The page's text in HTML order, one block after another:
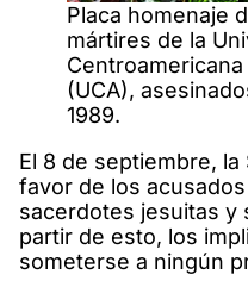
Placa homenaje
mártires de la
(UCA),
1989.
El 8 de septiembre, la
favor de los
sacerdotes jesuitas y
partir de esto, los
someterse a ningún